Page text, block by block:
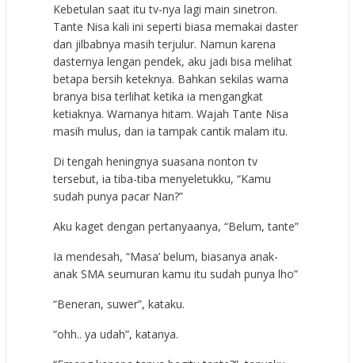
Kebetulan saat itu tv-nya lagi main sinetron.
Tante Nisa kali ini seperti biasa memakai daster
dan jilbabnya masih terjulur. Namun karena
dasternya lengan pendek, aku jadi bisa melihat
betapa bersih keteknya. Bahkan sekilas warna
branya bisa terlihat ketika ia mengangkat
ketiaknya. Warnanya hitam. Wajah Tante Nisa
masih mulus, dan ia tampak cantik malam itu.
Di tengah heningnya suasana nonton tv
tersebut, ia tiba-tiba menyeletukku, “Kamu
sudah punya pacar Nan?”
Aku kaget dengan pertanyaanya, “Belum, tante”
Ia mendesah, “Masa’ belum, biasanya anak-
anak SMA seumuran kamu itu sudah punya lho”
“Beneran, suwer”, kataku.
“ohh.. ya udah”, katanya.